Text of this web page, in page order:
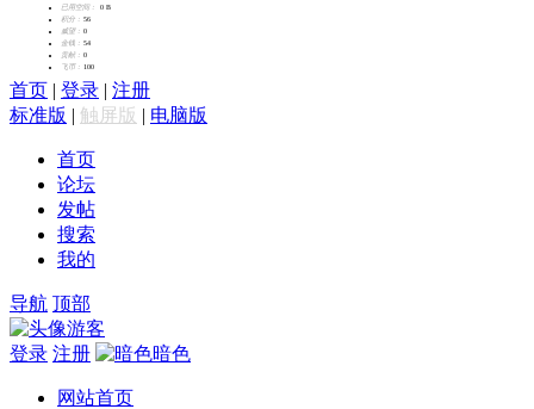
已用空间：
0 B
积分： 56
威望： 0
金钱： 54
贡献： 0
飞币：
100
首页 | 登录 | 注册
标准版 | 触屏版 | 电脑版
首页
论坛
发帖
搜索
我的
导航 顶部
游客
登录 注册 暗色
网站首页